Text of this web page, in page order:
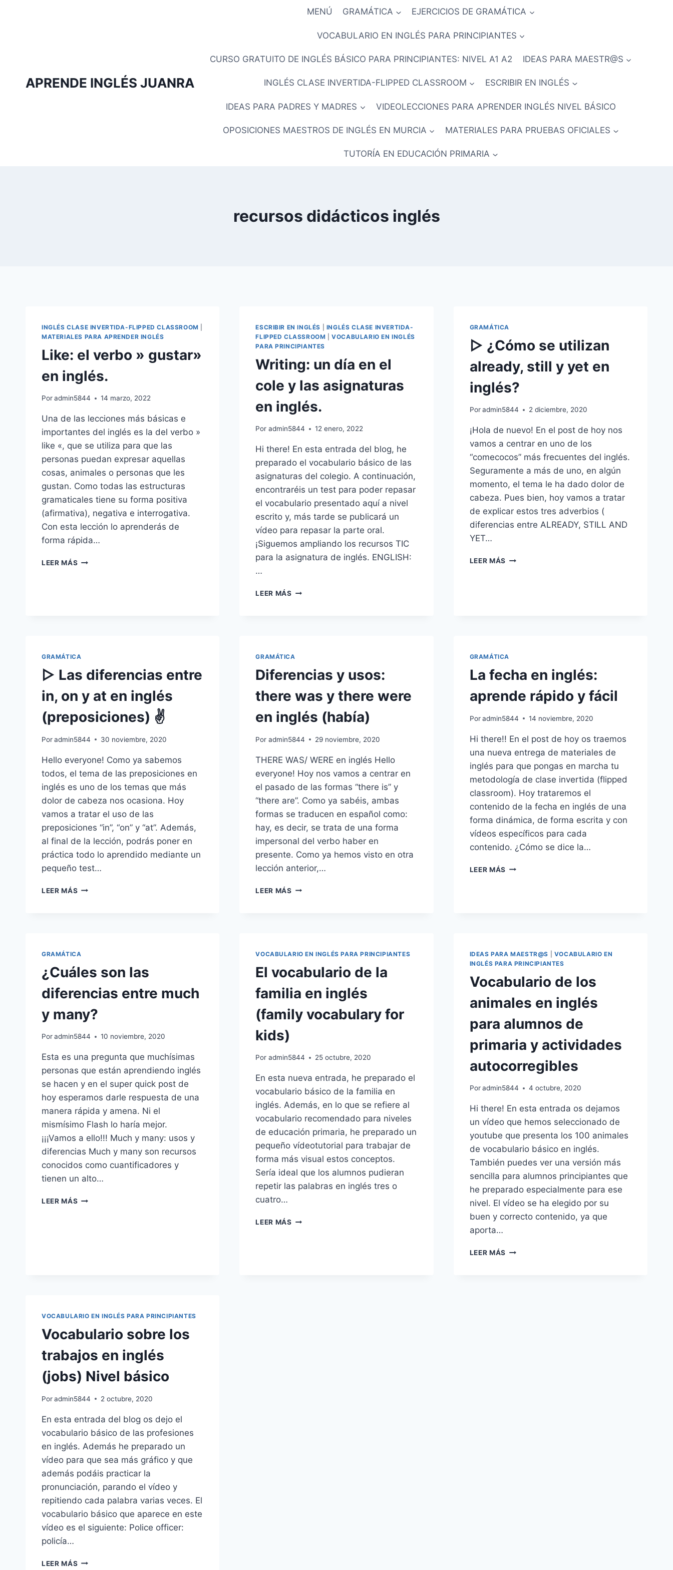
APRENDE INGLÉS JUANRA
MENÚ GRAMÁTICA EJERCICIOS DE GRAMÁTICA
VOCABULARIO EN INGLÉS PARA PRINCIPIANTES
CURSO GRATUITO DE INGLÉS BÁSICO PARA PRINCIPIANTES: NIVEL A1 A2 IDEAS PARA MAESTR@S
INGLÉS CLASE INVERTIDA-FLIPPED CLASSROOM ESCRIBIR EN INGLÉS
IDEAS PARA PADRES Y MADRES VIDEOLECCIONES PARA APRENDER INGLÉS NIVEL BÁSICO
OPOSICIONES MAESTROS DE INGLÉS EN MURCIA MATERIALES PARA PRUEBAS OFICIALES
TUTORÍA EN EDUCACIÓN PRIMARIA
recursos didácticos inglés
INGLÉS CLASE INVERTIDA-FLIPPED CLASSROOM
MATERIALES PARA APRENDER INGLÉS
Like: el verbo » gustar»
en inglés.
Poradmin5844 14 marzo, 2022
Una de las lecciones más básicas e
importantes del inglés es la del verbo »
like «, que se utiliza para que las
personas puedan expresar aquellas
cosas, animales o personas que les
gustan. Como todas las estructuras
gramaticales tiene su forma positiva
(afirmativa), negativa e interrogativa.
Con esta lección lo aprenderás de
forma rápida…
LEER MÁS LIKE:
ESCRIBIR EN INGLÉS
INGLÉS CLASE INVERTIDA-
FLIPPED CLASSROOM |VOCABULARIO EN INGLÉS
PARA PRINCIPIANTES
Writing: un día en el
cole y las asignaturas
en inglés.
Por admin5844 12 enero, 2022
Hi there! En esta entrada del blog, he
preparado el vocabulario básico de las
asignaturas del colegio. A continuación,
encontraréis un test para poder repasar
el vocabulario presentado aquí a nivel
escrito y, más tarde se publicará un
vídeo para repasar la parte oral.
¡Siguemos ampliando los recursos TIC
para la asignatura de inglés. ENGLISH:
…
LEER MÁS WRITING:
Y
ASIGNATURAS
INGLÉS.
GRAMÁTICA
▷ ¿Cómo se utilizan
already, still y yet en
inglés?
Por admin5844 2 diciembre, 2020
¡Hola de nuevo! En el post de hoy nos
vamos a centrar en uno de los
“comecocos” más frecuentes del inglés.
Seguramente a más de uno, en algún
momento, el tema le ha dado dolor de
cabeza. Pues bien, hoy vamos a tratar
de explicar estos tres adverbios (
diferencias entre ALREADY, STILL AND
YET…
LEER MÁS
INGLÉS?
GRAMÁTICA
▷ Las diferencias entre
in, on y at en inglés
(preposiciones) ✌️
Poradmin5844 30 noviembre, 2020
Hello everyone! Como ya sabemos
todos, el tema de las preposiciones en
inglés es uno de los temas que más
dolor de cabeza nos ocasiona. Hoy
vamos a tratar el uso de las
preposiciones “in”, “on” y “at”. Además,
al final de la lección, podrás poner en
práctica todo lo aprendido mediante un
pequeño test…
LEER MÁS ▷
Y
EN
(PREPOSICIONES)
GRAMÁTICA
Diferencias y usos:
there was y there were
en inglés (había)
Por admin5844 29 noviembre, 2020
THERE WAS/ WERE en inglés Hello
everyone! Hoy nos vamos a centrar en
el pasado de las formas “there is” y
“there are”. Como ya sabéis, ambas
formas se traducen en español como:
hay, es decir, se trata de una forma
impersonal del verbo haber en
presente. Como ya hemos visto en otra
lección anterior,…
LEER MÁS DIFERENCIAS
THERE
EN
(HABÍA)
GRAMÁTICA
La fecha en inglés:
aprende rápido y fácil
Por admin5844 14 noviembre, 2020
Hi there!! En el post de hoy os traemos
una nueva entrega de materiales de
inglés para que pongas en marcha tu
metodología de clase invertida (flipped
classroom). Hoy trataremos el
contenido de la fecha en inglés de una
forma dinámica, de forma escrita y con
vídeos específicos para cada
contenido. ¿Cómo se dice la…
LEER MÁS LA
GRAMÁTICA
¿Cuáles son las
diferencias entre much
y many?
Poradmin5844 10 noviembre, 2020
Esta es una pregunta que muchísimas
personas que están aprendiendo inglés
se hacen y en el super quick post de
hoy esperamos darle respuesta de una
manera rápida y amena. Ni el
mismísimo Flash lo haría mejor.
¡¡¡Vamos a ello!!! Much y many: usos y
diferencias Much y many son recursos
conocidos como cuantificadores y
tienen un alto…
LEER MÁS ¿CUÁLES
VOCABULARIO EN INGLÉS PARA PRINCIPIANTES
El vocabulario de la
familia en inglés
(family vocabulary for
kids)
Por admin5844 25 octubre, 2020
En esta nueva entrada, he preparado el
vocabulario básico de la familia en
inglés. Además, en lo que se refiere al
vocabulario recomendado para niveles
de educación primaria, he preparado un
pequeño vídeotutorial para trabajar de
forma más visual estos conceptos.
Sería ideal que los alumnos pudieran
repetir las palabras en inglés tres o
cuatro…
LEER MÁS EL
IDEAS PARA MAESTR@S
VOCABULARIO EN
INGLÉS PARA PRINCIPIANTES
Vocabulario de los
animales en inglés
para alumnos de
primaria y actividades
autocorregibles
Por admin5844 4 octubre, 2020
Hi there! En esta entrada os dejamos
un vídeo que hemos seleccionado de
youtube que presenta los 100 animales
de vocabulario básico en inglés.
También puedes ver una versión más
sencilla para alumnos principiantes que
he preparado especialmente para ese
nivel. El vídeo se ha elegido por su
buen y correcto contenido, ya que
aporta…
LEER MÁS VOCABULARIO
VOCABULARIO EN INGLÉS PARA PRINCIPIANTES
Vocabulario sobre los
trabajos en inglés
(jobs) Nivel básico
Poradmin5844 2 octubre, 2020
En esta entrada del blog os dejo el
vocabulario básico de las profesiones
en inglés. Además he preparado un
vídeo para que sea más gráfico y que
además podáis practicar la
pronunciación, parando el vídeo y
repitiendo cada palabra varias veces. El
vocabulario básico que aparece en este
vídeo es el siguiente: Police officer:
policía…
LEER MÁS VOCABULARIO